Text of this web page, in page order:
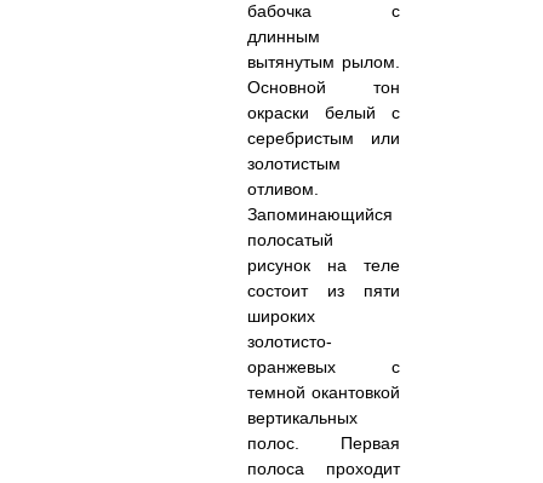
бабочка с
длинным
вытянутым рылом.
Основной тон
окраски белый с
серебристым или
золотистым
отливом.
Запоминающийся
полосатый
рисунок на теле
состоит из пяти
широких
золотисто-
оранжевых с
темной окантовкой
вертикальных
полос. Первая
полоса проходит